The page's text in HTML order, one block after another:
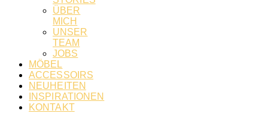
ÜBER
MICH
UNSER
TEAM
JOBS
MÖBEL
ACCESSOIRS
NEUHEITEN
INSPIRATIONEN
KONTAKT